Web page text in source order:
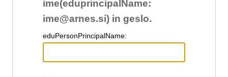
ime(eduprincipalName:
ime@arnes.si) in geslo.
eduPersonPrincipalName: